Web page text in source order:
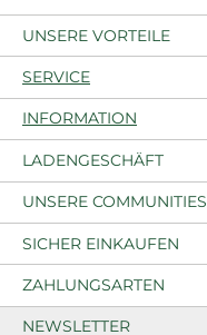
UNSERE VORTEILE
SERVICE
INFORMATION
LADENGESCHÄFT
UNSERE COMMUNITIES
SICHER EINKAUFEN
ZAHLUNGSARTEN
NEWSLETTER